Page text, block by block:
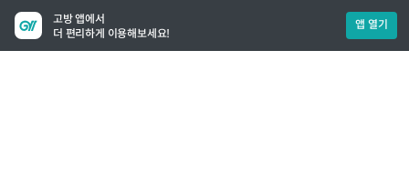
고방 앱에서
더 편리하게 이용해보세요!
앱 열기